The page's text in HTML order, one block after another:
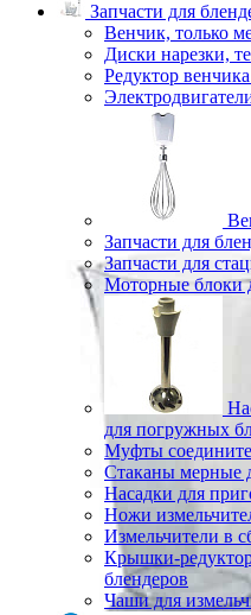
Запчасти для
Венчик, только
Диски нарезки,
Редуктор
Запчасти для
Запчасти для
Моторные блоки
для погружных
Муфты
Стаканы мерные
Насадки для
Ножи
Измельчители в
Крышки-
блендеров
Чаши для